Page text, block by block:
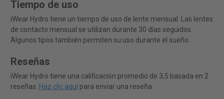
Tiempo de uso
iWear Hydro tiene un tiempo de uso de lente mensual. Las lentes
de contacto mensual se utilizan durante 30 días seguidos.
Algunos tipos también permiten su uso durante el sueño.
Reseñas
iWear Hydro tiene una calificación promedio de 3,5 basada en 2
reseñas. Haz clic aquípara enviar una reseña.